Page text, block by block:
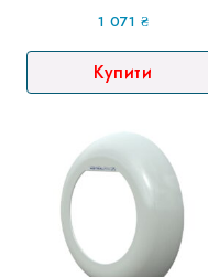
1 071 ₴
Купити